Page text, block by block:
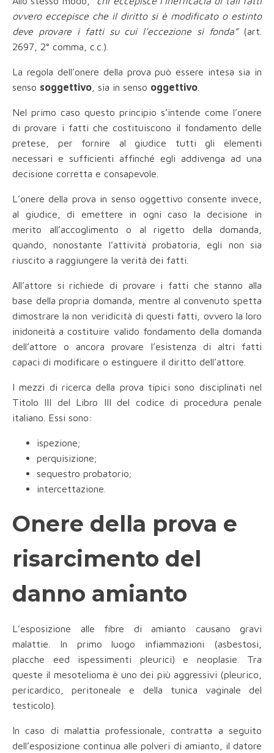
ovvero eccepisce che il diritto si è modificato o estinto
deve provare i fatti su cui l’eccezione si fonda”(art.
2697, 2° comma, c.c.).
La regola dell’onere della prova può essere intesa sia in
senso soggettivo , sia in senso oggettivo
Nel primo caso questo principio s’intende come l’onere
di provare i fatti che costituiscono il fondamento delle
pretese, per fornire al giudice tutti gli elementi
necessari e sufficienti affinché egli addivenga ad una
decisione corretta e consapevole.
L’onere della prova in senso oggettivo consente invece,
al giudice, di emettere in ogni caso la decisione in
merito all’accoglimento o al rigetto della domanda,
quando, nonostante l’attività probatoria, egli non sia
riuscito a raggiungere la verità dei fatti.
All’attore si richiede di provare i fatti che stanno alla
base della propria domanda, mentre al convenuto spetta
dimostrare la non veridicità di questi fatti, ovvero la loro
inidoneità a costituire valido fondamento della domanda
dell’attore o ancora provare l’esistenza di altri fatti
capaci di modificare o estinguere il diritto dell’attore.
I mezzi di ricerca della prova tipici sono disciplinati nel
Titolo III del Libro III del codice di procedura penale
italiano. Essi sono:
ispezione;
perquisizione;
sequestro probatorio;
intercettazione.
Onere della prova e
risarcimento del
danno amianto
L’esposizione alle fibre di amianto causano gravi
malattie. In primo luogo infiammazioni (asbestosi,
placche eed ispessimenti pleurici) e neoplasie. Tra
queste il mesotelioma è uno dei più aggressivi (pleurico,
pericardico, peritoneale e della tunica vaginale del
testicolo).
In caso di malattia professionale, contratta a seguito
dell’esposizione continua alle polveri di amianto, il datore